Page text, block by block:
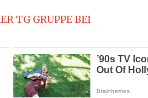
TG GRUPPE BEI